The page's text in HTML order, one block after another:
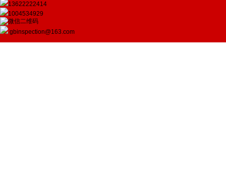
13622222414
1004534929
gbinspection@163.com